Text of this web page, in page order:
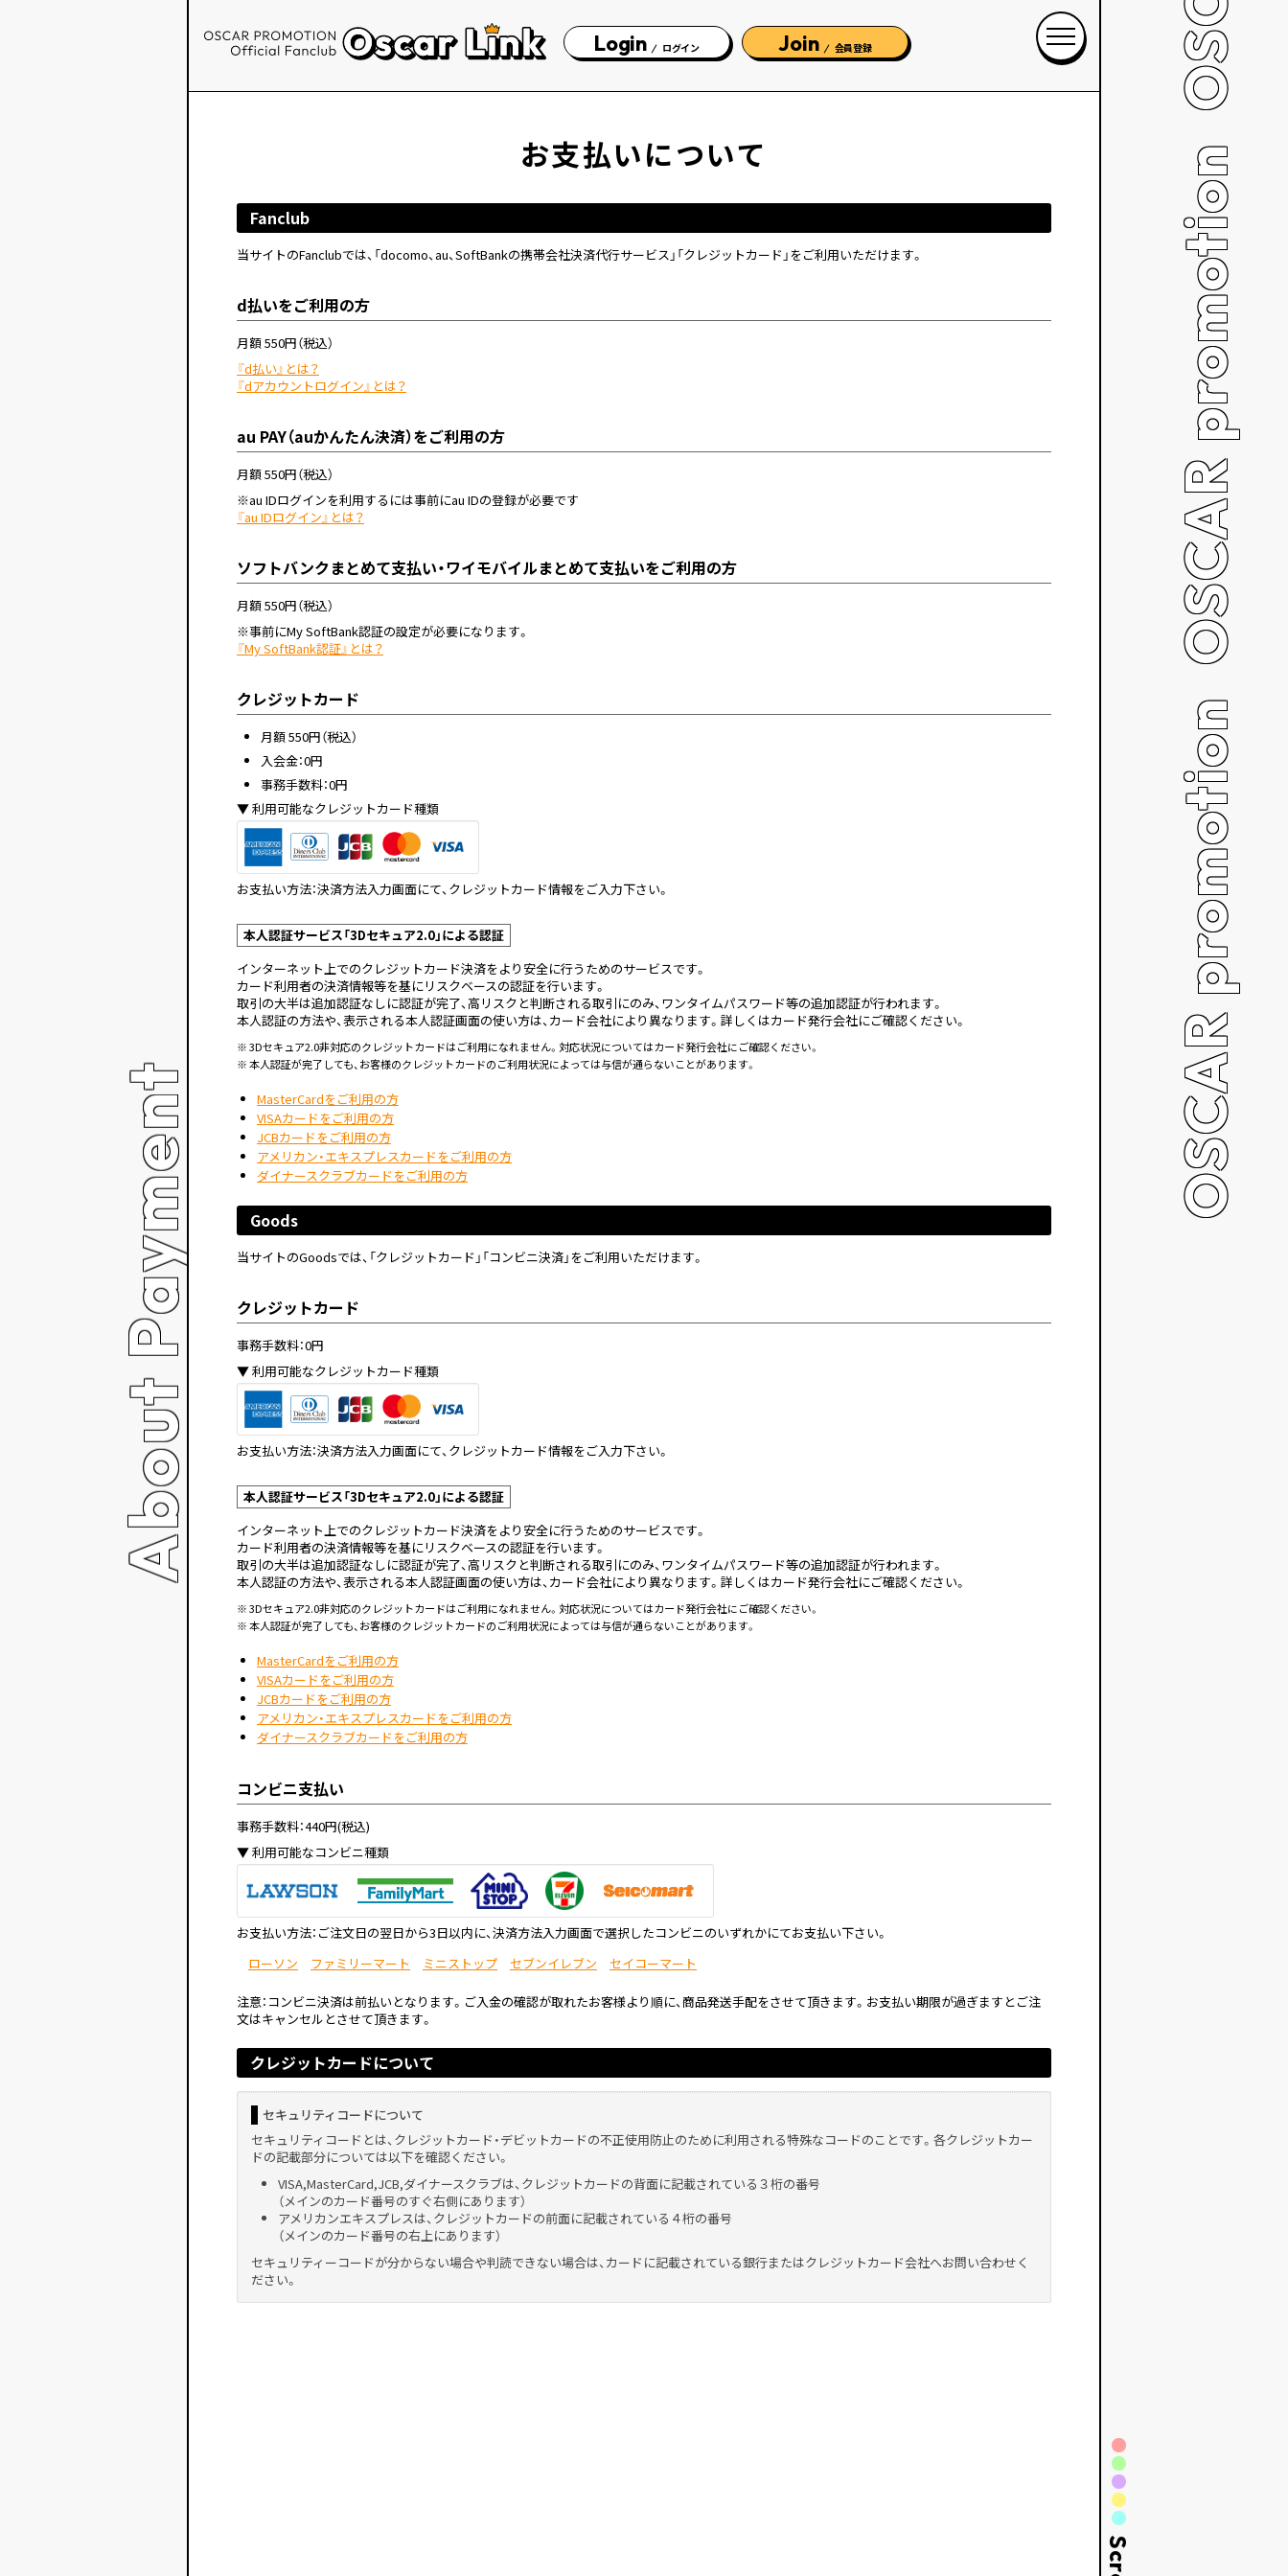
Login ログイン Join 会員登録
About Payment
お支払いについて
Fanclub
当サイトのFanclubでは、「docomo、au、SoftBankの携帯会社決済代行サービス」「クレジットカード」をご利用いただけます。
d払いをご利用の方
月額 550円（税込）
『d払い』とは？
『dアカウントログイン』とは？
au PAY（auかんたん決済）をご利用の方
月額 550円（税込）
※au IDログインを利用するには事前にau IDの登録が必要です
『au IDログイン』とは？
ソフトバンクまとめて支払い・ワイモバイルまとめて支払いをご利用の方
月額 550円（税込）
※事前にMy SoftBank認証の設定が必要になります。
『My SoftBank認証』とは？
クレジットカード
月額 550円（税込）
入会金：0円
事務手数料：0円
利用可能なクレジットカード種類
お支払い方法：決済方法入力画面にて、クレジットカード情報をご入力下さい。
本人認証サービス「3Dセキュア2.0」による認証
インターネット上でのクレジットカード決済をより安全に行うためのサービスです。
カード利用者の決済情報等を基にリスクベースの認証を行います。
取引の大半は追加認証なしに認証が完了、高リスクと判断される取引にのみ、ワンタイムパスワード等の追加認証が行われます。
本人認証の方法や、表示される本人認証画面の使い方は、カード会社により異なります。詳しくはカード発行会社にご確認ください。
※ 3Dセキュア2.0非対応のクレジットカードはご利用になれません。対応状況についてはカード発行会社にご確認ください。
※ 本人認証が完了しても、お客様のクレジットカードのご利用状況によっては与信が通らないことがあります。
MasterCardをご利用の方
VISAカードをご利用の方
JCBカードをご利用の方
アメリカン・エキスプレスカードをご利用の方
ダイナースクラブカードをご利用の方
Goods
当サイトのGoodsでは、「クレジットカード」「コンビニ決済」をご利用いただけます。
クレジットカード
事務手数料：0円
利用可能なクレジットカード種類
お支払い方法：決済方法入力画面にて、クレジットカード情報をご入力下さい。
本人認証サービス「3Dセキュア2.0」による認証
インターネット上でのクレジットカード決済をより安全に行うためのサービスです。
カード利用者の決済情報等を基にリスクベースの認証を行います。
取引の大半は追加認証なしに認証が完了、高リスクと判断される取引にのみ、ワンタイムパスワード等の追加認証が行われます。
本人認証の方法や、表示される本人認証画面の使い方は、カード会社により異なります。詳しくはカード発行会社にご確認ください。
※ 3Dセキュア2.0非対応のクレジットカードはご利用になれません。対応状況についてはカード発行会社にご確認ください。
※ 本人認証が完了しても、お客様のクレジットカードのご利用状況によっては与信が通らないことがあります。
MasterCardをご利用の方
VISAカードをご利用の方
JCBカードをご利用の方
アメリカン・エキスプレスカードをご利用の方
ダイナースクラブカードをご利用の方
コンビニ支払い
事務手数料：440円(税込)
利用可能なコンビニ種類
お支払い方法：ご注文日の翌日から3日以内に、決済方法入力画面で選択したコンビニのいずれかにてお支払い下さい。
ローソン
ファミリーマート ミニストップ セブンイレブン セイコーマート
注意：コンビニ決済は前払いとなります。ご入金の確認が取れたお客様より順に、商品発送手配をさせて頂きます。お支払い期限が過ぎますとご注
文はキャンセルとさせて頂きます。
クレジットカードについて
セキュリティコードについて
セキュリティコードとは、クレジットカード・デビットカードの不正使用防止のために利用される特殊なコードのことです。各クレジットカー
ドの記載部分については以下を確認ください。
VISA,MasterCard,JCB,ダイナースクラブは、クレジットカードの背面に記載されている３桁の番号
（メインのカード番号のすぐ右側にあります）
アメリカンエキスプレスは、クレジットカードの前面に記載されている４桁の番号
（メインのカード番号の右上にあります）
セキュリティーコードが分からない場合や判読できない場合は、カードに記載されている銀行またはクレジットカード会社へお問い合わせく
ださい。
OSCAR promotion
OSCAR promotion